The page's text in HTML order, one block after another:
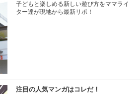
子どもと楽しめる新しい遊び方をママライ
ター達が現地から最新リポ！
注目の人気マンガはコレだ！